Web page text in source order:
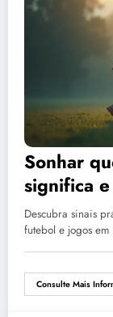
Sonhar
significa
Descubra sinais
futebol e jogos
Consulte Mais